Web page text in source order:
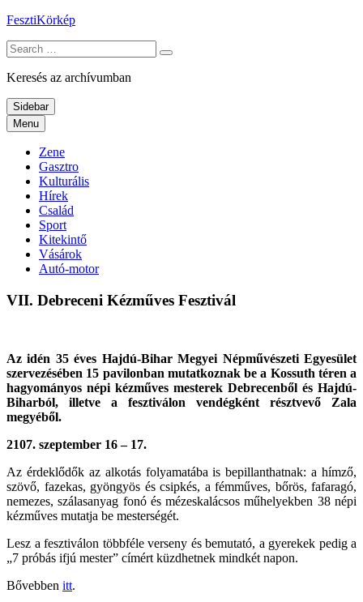
Skip
content
FesztiKörkép
Search
for:
Keresés az archívumban
Sidebar
Menu
Zene
Gasztro
Kulturális
Hírek
Család
Sport
Kitekintő
Vásárok
Autó-motor
VII. Debreceni Kézműves Fesztivál
Az idén 35 éves Hajdú-Bihar Megyei Népművészeti Egyesület
szervezésében 15 pavilonban mutatkoznak be a Kossuth téren a
hagyományos népi kézműves mesterek Debrecenből és Hajdú-
Biharból, illetve a fesztiválon vendégként résztvevő Zala
megyéből.
2107. szeptember 16 – 17.
Az érdeklődők az alkotás folyamatába is bepillanthatnak: a hímző,
szövő, fazekas, gyöngyös és csipkés, a fémműves, bőrös, fafaragó,
nemezes, szálasanyag fonó és mézeskalácsos műhelyekben 38 népi
kézműves mutatja be mesterségét.
Lesz a fesztiválon többféle verseny és bemutató, a gyerekek pedig a
„7 próbás ifjú mester” címért küzdhetnek mindkét napon.
Bővebben itt.